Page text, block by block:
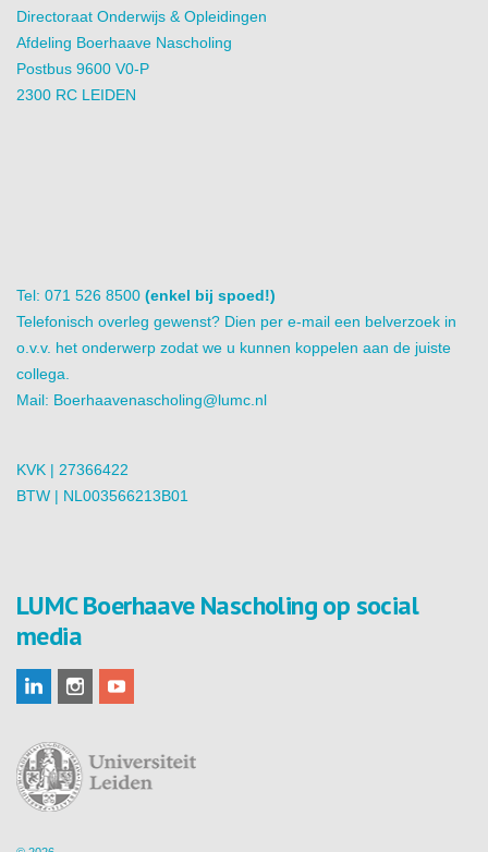
Directoraat Onderwijs & Opleidingen
Afdeling Boerhaave Nascholing
Postbus 9600 V0-P
2300 RC LEIDEN
Tel: 071 526 8500 (enkel bij spoed!)
Telefonisch overleg gewenst? Dien per e-mail een belverzoek in
o.v.v. het onderwerp zodat we u kunnen koppelen aan de juiste
collega.
Mail: Boerhaavenascholing@lumc.nl
KVK | 27366422
BTW | NL003566213B01
LUMC Boerhaave Nascholing op social
media